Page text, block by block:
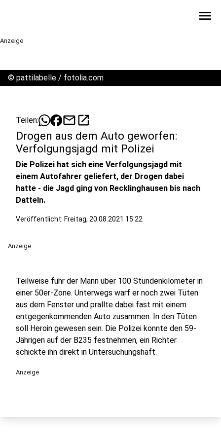
menu
Anzeige
© pattilabelle / fotolia.com
Teilen: mailopen_in_new
Drogen aus dem Auto geworfen:
Verfolgungsjagd mit Polizei
Die Polizei hat sich eine Verfolgungsjagd mit
einem Autofahrer geliefert, der Drogen dabei
hatte - die Jagd ging von Recklinghausen bis nach
Datteln.
Veröffentlicht: Freitag, 20.08.2021 15:22
Anzeige
Teilweise fuhr der Mann über 100 Stundenkilometer in
einer 50er-Zone. Unterwegs warf er noch zwei Tüten
aus dem Fenster und prallte dabei fast mit einem
entgegenkommenden Auto zusammen. In den Tüten
soll Heroin gewesen sein. Die Polizei konnte den 59-
Jährigen auf der B235 festnehmen, ein Richter
schickte ihn direkt in Untersuchungshaft.
Anzeige